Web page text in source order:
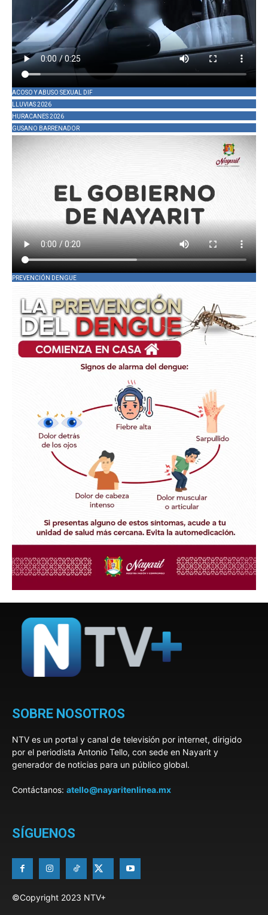
ACOSO Y ABUSO SEXUAL DIF
LLUVIAS 2026
HURACANES 2026
GUSANO BARRENADOR
PREVENCIÓN DENGUE
SOBRE NOSOTROS
NTV es un portal y canal de televisión por internet, dirigido
por el periodista Antonio Tello, con sede en Nayarit y
generador de noticias para un público global.
Contáctanos: atello@nayaritenlinea.mx
SÍGUENOS
©Copyright 2023 NTV+